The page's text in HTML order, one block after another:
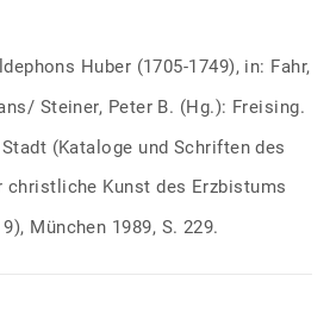
Huber (1705-1749), in: Fahr,
Steiner, Peter B. (Hg.): Freising.
(Kataloge und Schriften des
christliche Kunst des Erzbistums
München 1989, S. 229.